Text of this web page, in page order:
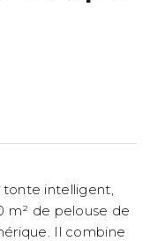
tonte intelligent,
m² de pelouse de
Il combine